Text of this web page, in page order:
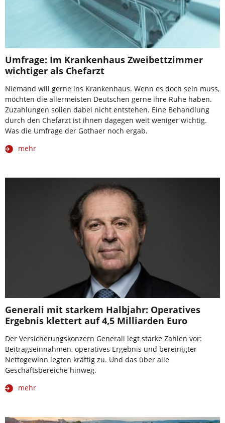
Umfrage: Im Krankenhaus Zweibettzimmer
wichtiger als Chefarzt
Niemand will gerne ins Krankenhaus. Wenn es doch sein muss,
möchten die allermeisten Deutschen gerne ihre Ruhe haben.
Zuzahlungen sollen dabei nicht entstehen. Eine Behandlung
durch den Chefarzt ist ihnen dagegen weit weniger wichtig.
Was die Umfrage der Gothaer noch ergab.
mehr
Generali mit starkem Halbjahr: Operatives
Ergebnis klettert auf 4,5 Milliarden Euro
Der Versicherungskonzern Generali legt starke Zahlen vor:
Beitragseinnahmen, operatives Ergebnis und bereinigter
Nettogewinn legten kräftig zu. Und das über alle
Geschäftsbereiche hinweg.
mehr